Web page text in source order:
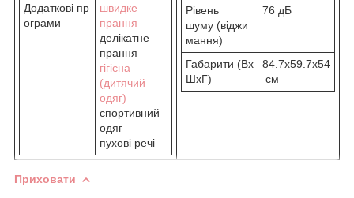
Додаткові пр
ограми
швидке
прання
делікатне
прання
гігієна
(дитячий
одяг)
спортивний
одяг
пухові речі
Рівень
шуму (віджи
мання)
76 дБ
Габарити (Вх
ШхГ)
84.7x59.7x54
см
Приховати